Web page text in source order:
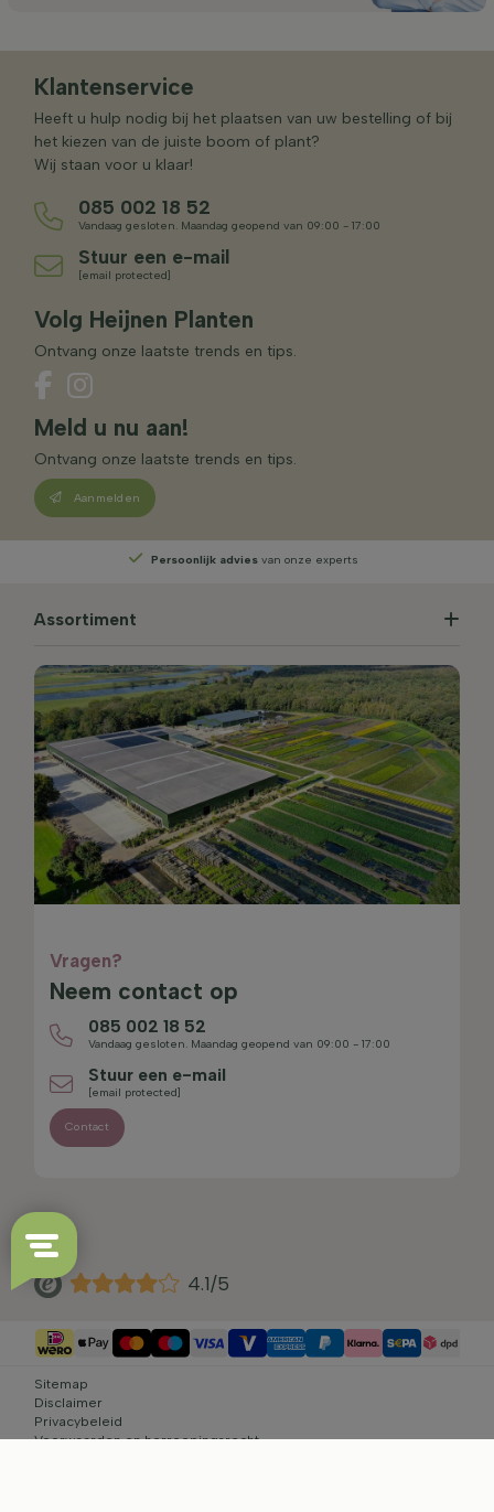
Klantenservice
Heeft u hulp nodig bij het plaatsen van uw bestelling of bij
het kiezen van de juiste boom of plant?
Wij staan voor u klaar!
085 002 18 52
Vandaag gesloten. Maandag geopend van 09:00 - 17:00
Stuur een e-mail
[email protected]
Volg Heijnen Planten
Ontvang onze laatste trends en tips.
Meld u nu aan!
Ontvang onze laatste trends en tips.
Aanmelden
Persoonlijk advies van onze experts
Assortiment
Vragen?
Neem contact op
085 002 18 52
Vandaag gesloten. Maandag geopend van 09:00 - 17:00
Stuur een e-mail
[email protected]
Contact
4.1/5
Sitemap
Disclaimer
Privacybeleid
Voorwaarden en herroepingsrecht